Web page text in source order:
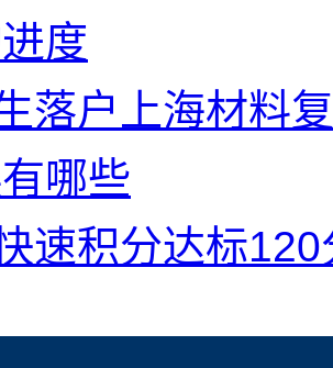
度
落户上海材料
哪些
速积分达标